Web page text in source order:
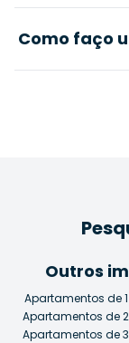
Como faço
Outros
Apartamentos de
Apartamentos de
Apartamentos de